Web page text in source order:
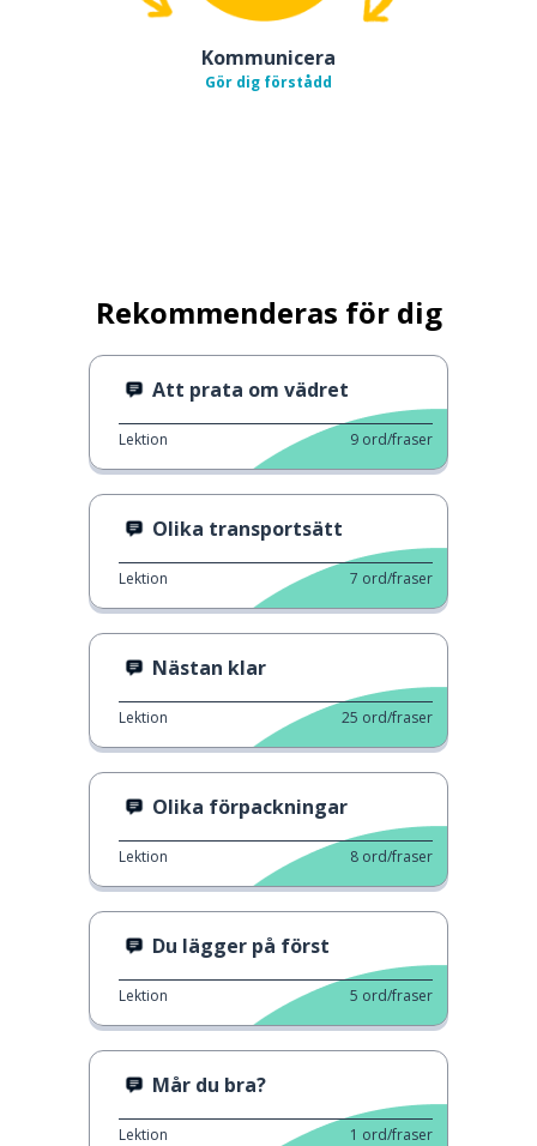
Kommunicera
Gör dig förstådd
Rekommenderas för dig
Att prata om vädret
Lektion 9 ord/fraser
Olika transportsätt
Lektion 7 ord/fraser
Nästan klar
Lektion 25 ord/fraser
Olika förpackningar
Lektion 8 ord/fraser
Du lägger på först
Lektion 5 ord/fraser
Mår du bra?
Lektion 1 ord/fraser